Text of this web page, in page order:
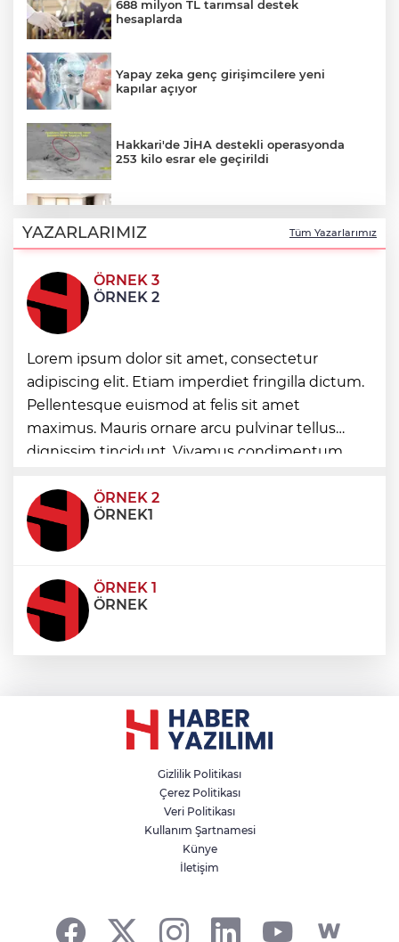
688 milyon TL tarımsal destek
hesaplarda
Yapay zeka genç girişimcilere yeni
kapılar açıyor
Hakkari'de JİHA destekli operasyonda
253 kilo esrar ele geçirildi
nezaket ziyareti
İstanbul Maltepe’de çocuklar kitapların
renkli dünyasında
Edirne Keşan’dan Elazığ'a gönül köprüsü
Bursa Tabip Odası: Hekimlik 5 dakikaya
sığmaz
YAZARLARIMIZ Tüm Yazarlarımız
ÖRNEK 3
ÖRNEK 2
Lorem ipsum dolor sit amet, consectetur
adipiscing elit. Etiam imperdiet fringilla dictum.
Pellentesque euismod at felis sit amet
maximus. Mauris ornare arcu pulvinar tellus
dignissim tincidunt. Vivamus condimentum
condimentum eros et, faucibus sapien. Praese
ÖRNEK 2
ÖRNEK1
ÖRNEK 1
ÖRNEK
Gizlilik Politikası
Çerez Politikası
Veri Politikası
Kullanım Şartnamesi
Künye
İletişim